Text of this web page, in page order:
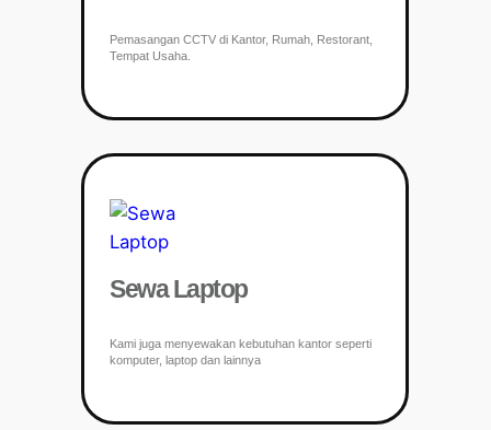
Pemasangan CCTV di Kantor, Rumah, Restorant,
Tempat Usaha.
Sewa Laptop
Kami juga menyewakan kebutuhan kantor seperti
komputer, laptop dan lainnya